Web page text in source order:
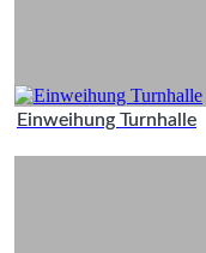
Einweihung Turnhalle